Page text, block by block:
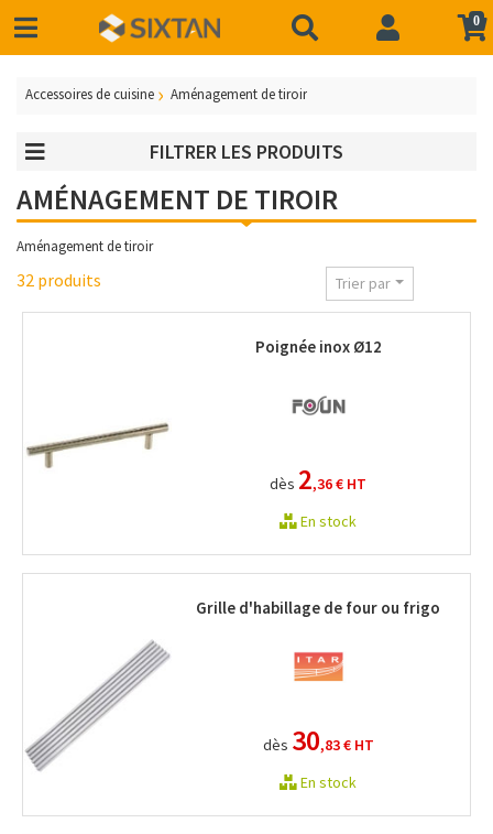
0
Accessoires de cuisine Aménagement de tiroir
FILTRER LES PRODUITS
AMÉNAGEMENT DE TIROIR
Aménagement de tiroir
32 produits Trier par
Poignée inox Ø12
dès 2,36 € HT
En stock
Grille d'habillage de four ou frigo
dès 30,83 €HT
En stock